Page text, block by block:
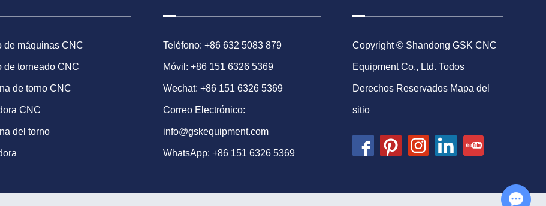
de máquinas CNC
de torneado CNC
de torno CNC
CNC
del torno
Teléfono: +86 632 5083 879
Móvil: +86 151 6326 5369
Wechat: +86 151 6326 5369
Correo Electrónico:
info@gskequipment.com
WhatsApp: +86 151 6326 5369
Copyright © Shandong GSK CNC
Equipment Co., Ltd. Todos
Derechos Reservados Mapa del
sitio
Chat with Us